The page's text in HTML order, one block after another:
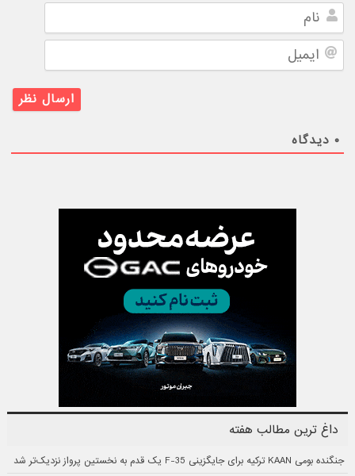
ایمیل
۰ دیدگاه
داغ ترین مطالب هفته
جنگنده بومی KAAN ترکیه برای جایگزینی F-35 یک قدم به نخستین پرواز نزدیک‌تر شد